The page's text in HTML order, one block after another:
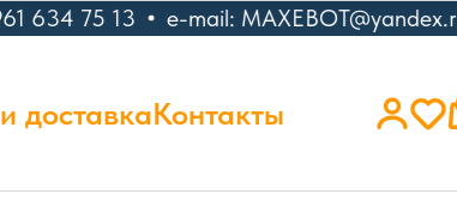
634 75 13 e-mail: MAXEBOT@yandex.ru
доставкаКонтакты